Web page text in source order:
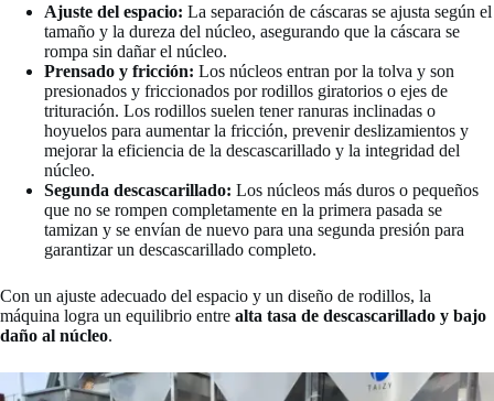
Ajuste del espacio: La separación de cáscaras se ajusta según el
tamaño y la dureza del núcleo, asegurando que la cáscara se
rompa sin dañar el núcleo.
Prensado y fricción: Los núcleos entran por la tolva y son
presionados y friccionados por rodillos giratorios o ejes de
trituración. Los rodillos suelen tener ranuras inclinadas o
hoyuelos para aumentar la fricción, prevenir deslizamientos y
mejorar la eficiencia de la descascarillado y la integridad del
núcleo.
Segunda descascarillado: Los núcleos más duros o pequeños
que no se rompen completamente en la primera pasada se
tamizan y se envían de nuevo para una segunda presión para
garantizar un descascarillado completo.
Con un ajuste adecuado del espacio y un diseño de rodillos, la
máquina logra un equilibrio entre alta tasa de descascarillado y bajo
daño al núcleo.